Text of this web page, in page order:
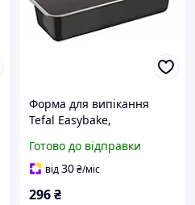
Форма для випікання
Tefal Easybake,
вуглецева сталь, сірий
(J1740174) c
Готово до відправки
від30₴/міс
296₴